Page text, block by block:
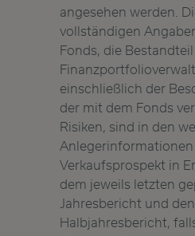
angesehen werden.
vollständigen
Fonds, die
einschließlich der
der mit dem Fonds
Risiken, sind in den
Verkaufsprospekt in
dem jeweils letzten
Jahresbericht und
Halbjahresbericht,